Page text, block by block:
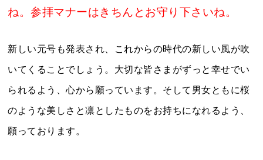
ね。参拝マナーはきちんとお守り下さいね。
新しい元号も発表され、これからの時代の新しい風が吹
いてくることでしょう。大切な皆さまがずっと幸せでい
られるよう、心から願っています。そして男女ともに桜
のような美しさと凛としたものをお持ちになれるよう、
願っております。